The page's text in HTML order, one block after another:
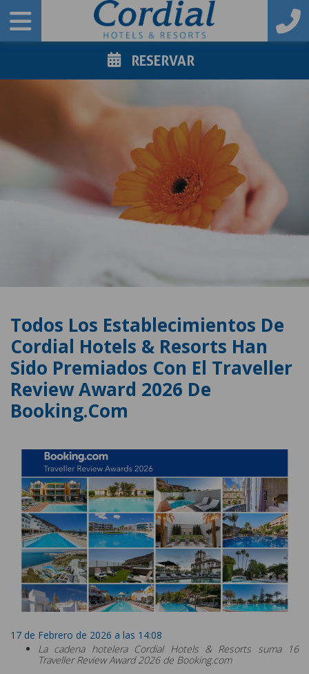
RESERVAR
Todos Los Establecimientos De
Cordial Hotels & Resorts Han
Sido Premiados Con El Traveller
Review Award 2026 De
Booking.com
17 de Febrero de 2026 a las 14:08
La cadena hotelera Cordial Hotels & Resorts suma 16
Traveller Review Award 2026 de Booking.com